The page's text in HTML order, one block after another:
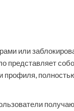
или
представляет
профиля,